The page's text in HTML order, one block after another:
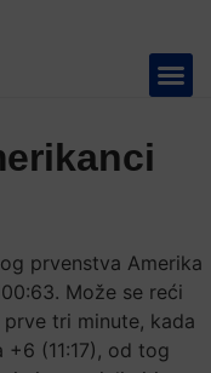
prvenstva Amerika
Može se reći
tri minute, kada
(11:17), od tog